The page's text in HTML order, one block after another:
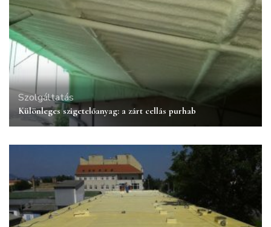
Szolgáltatás
Különleges szigetelőanyag: a zárt cellás purhab